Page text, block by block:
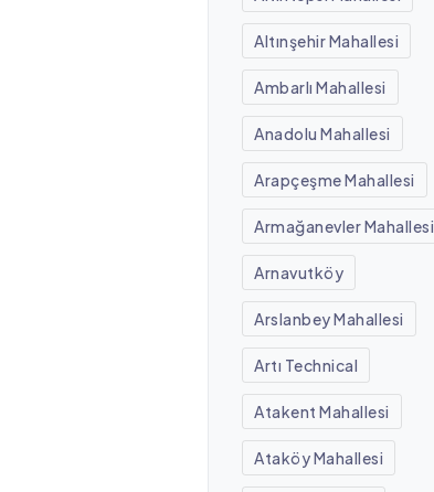
Altınşehir Mahallesi
Ambarlı Mahallesi
Anadolu Mahallesi
Arapçeşme Mahallesi
Armağanevler Mahallesi
Arnavutköy
Arslanbey Mahallesi
Artı Technical
Atakent Mahallesi
Ataköy Mahallesi